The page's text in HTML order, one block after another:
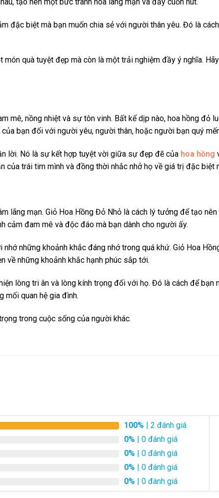
đặc biệt mà bạn muốn chia sẻ với người thân yêu. Đó là
quà tuyệt đẹp mà còn là một trải nghiệm đầy ý nghĩa.
mê, nồng nhiệt và sự tôn vinh. Bất kể dịp nào, hoa hồng đỏ
bạn đối với người yêu, người thân, hoặc người bạn quý
lời. Nó là sự kết hợp tuyệt vời giữa sự đẹp đẽ của hoa hồng
trái tim mình và đồng thời nhắc nhở họ về giá trị đặc biệt
lãng mạn. Giỏ Hoa Hồng Đỏ Nhỏ là cách lý tưởng để tạo
cảm đam mê và độc đáo mà bạn dành cho người ấy.
những khoảnh khắc đáng nhớ trong quá khứ. Giỏ Hoa
về những khoảnh khắc hạnh phúc sắp tới.
lòng tri ân và lòng kính trọng đối với họ. Đó là cách để bạn
mối quan hệ gia đình.
trong cuộc sống của người khác.
100% | 2 đánh giá
0% | 0 đánh giá
0% | 0 đánh giá
0% | 0 đánh giá
0% | 0 đánh giá